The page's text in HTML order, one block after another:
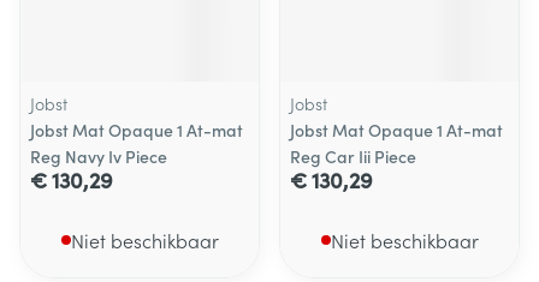
Jobst
Jobst Mat Opaque 1 At-mat
Reg Navy Iv Piece
€ 130,29
Niet beschikbaar
Jobst
Jobst Mat Opaque 1 At-mat
Reg Car Iii Piece
€ 130,29
Niet beschikbaar